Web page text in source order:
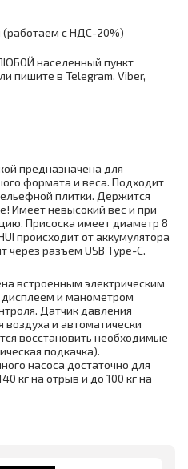
(работаем с НДС-20%)
населенный пункт
пишите в Telegram, Viber,
предназначена для
формата и веса. Подходит
плитки. Держится
Имеет невысокий вес и при
Присоска имеет диаметр 8
происходит от аккумулятора
через разъем USB Type-C.
встроенным электрическим
дисплеем и манометром
Датчик давления
воздуха и автоматически
восстановить необходимые
подкачка).
насоса достаточно для
кг на отрыв и до 100 кг на